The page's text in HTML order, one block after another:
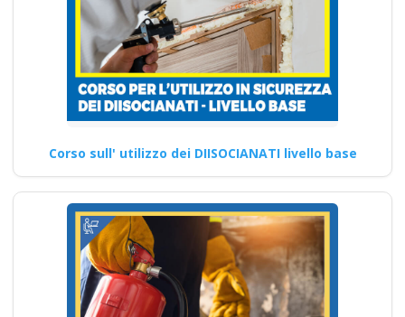
Corso sull' utilizzo dei DIISOCIANATI livello base